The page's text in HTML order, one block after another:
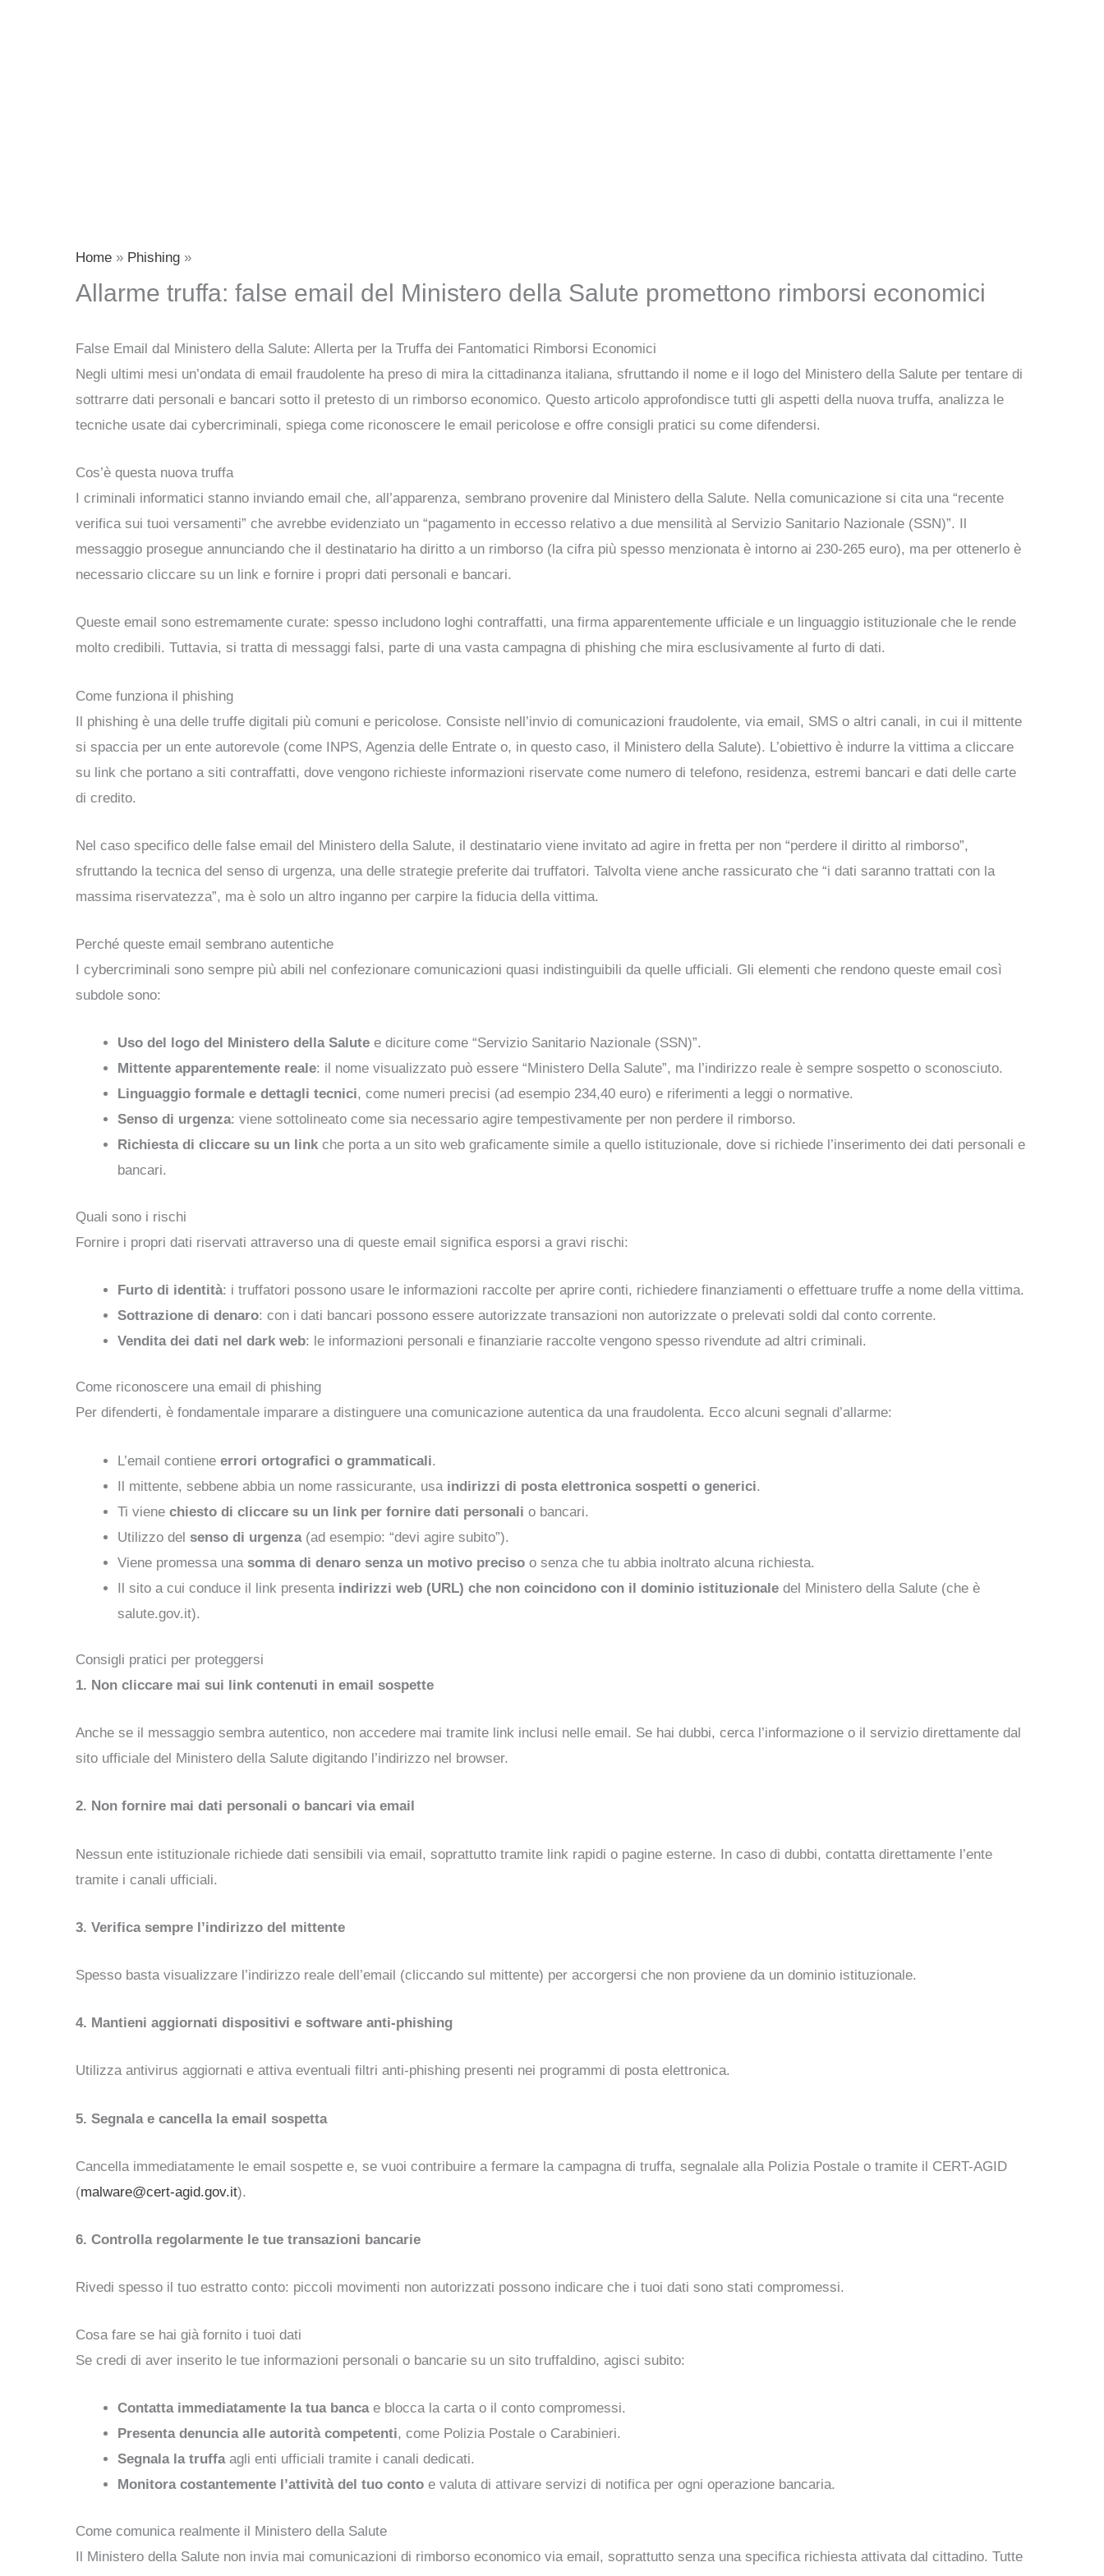
Home Phishing
Allarme truffa: false email del Ministero della Salute promettono rimborsi economici
False Email dal Ministero della Salute: Allerta per la Truffa dei Fantomatici Rimborsi Economici
Negli ultimi mesi un’ondata di email fraudolente ha preso di mira la cittadinanza italiana, sfruttando il nome e il logo del Ministero della Salute per tentare di
sottrarre dati personali e bancari sotto il pretesto di un rimborso economico. Questo articolo approfondisce tutti gli aspetti della nuova truffa, analizza le
tecniche usate dai cybercriminali, spiega come riconoscere le email pericolose e offre consigli pratici su come difendersi.
Cos’è questa nuova truffa
I criminali informatici stanno inviando email che, all’apparenza, sembrano provenire dal Ministero della Salute. Nella comunicazione si cita una “recente
verifica sui tuoi versamenti” che avrebbe evidenziato un “pagamento in eccesso relativo a due mensilità al Servizio Sanitario Nazionale (SSN)”. Il
messaggio prosegue annunciando che il destinatario ha diritto a un rimborso (la cifra più spesso menzionata è intorno ai 230-265 euro), ma per ottenerlo è
necessario cliccare su un link e fornire i propri dati personali e bancari.
Queste email sono estremamente curate: spesso includono loghi contraffatti, una firma apparentemente ufficiale e un linguaggio istituzionale che le rende
molto credibili. Tuttavia, si tratta di messaggi falsi, parte di una vasta campagna di phishing che mira esclusivamente al furto di dati.
Come funziona il phishing
Il phishing è una delle truffe digitali più comuni e pericolose. Consiste nell’invio di comunicazioni fraudolente, via email, SMS o altri canali, in cui il mittente
si spaccia per un ente autorevole (come INPS, Agenzia delle Entrate o, in questo caso, il Ministero della Salute). L’obiettivo è indurre la vittima a cliccare
su link che portano a siti contraffatti, dove vengono richieste informazioni riservate come numero di telefono, residenza, estremi bancari e dati delle carte
di credito.
Nel caso specifico delle false email del Ministero della Salute, il destinatario viene invitato ad agire in fretta per non “perdere il diritto al rimborso”,
sfruttando la tecnica del senso di urgenza, una delle strategie preferite dai truffatori. Talvolta viene anche rassicurato che “i dati saranno trattati con la
massima riservatezza”, ma è solo un altro inganno per carpire la fiducia della vittima.
Perché queste email sembrano autentiche
I cybercriminali sono sempre più abili nel confezionare comunicazioni quasi indistinguibili da quelle ufficiali. Gli elementi che rendono queste email così
subdole sono:
Uso del logo del Ministero della Salute e diciture come “Servizio Sanitario Nazionale (SSN)”.
Mittente apparentemente reale: il nome visualizzato può essere “Ministero Della Salute”, ma l’indirizzo reale è sempre sospetto o sconosciuto.
Linguaggio formale e dettagli tecnici, come numeri precisi (ad esempio 234,40 euro) e riferimenti a leggi o normative.
Senso di urgenza: viene sottolineato come sia necessario agire tempestivamente per non perdere il rimborso.
Richiesta di cliccare su un link che porta a un sito web graficamente simile a quello istituzionale, dove si richiede l’inserimento dei dati personali e
bancari.
Quali sono i rischi
Fornire i propri dati riservati attraverso una di queste email significa esporsi a gravi rischi:
Furto di identità: i truffatori possono usare le informazioni raccolte per aprire conti, richiedere finanziamenti o effettuare truffe a nome della vittima.
Sottrazione di denaro: con i dati bancari possono essere autorizzate transazioni non autorizzate o prelevati soldi dal conto corrente.
Vendita dei dati nel dark web: le informazioni personali e finanziarie raccolte vengono spesso rivendute ad altri criminali.
Come riconoscere una email di phishing
Per difenderti, è fondamentale imparare a distinguere una comunicazione autentica da una fraudolenta. Ecco alcuni segnali d’allarme:
L’email contiene errori ortografici o grammaticali.
Il mittente, sebbene abbia un nome rassicurante, usa indirizzi di posta elettronica sospetti o generici.
Ti viene chiesto di cliccare su un link per fornire dati personali o bancari.
Utilizzo del senso di urgenza(ad esempio: “devi agire subito”).
Viene promessa una somma di denaro senza un motivo preciso o senza che tu abbia inoltrato alcuna richiesta.
Il sito a cui conduce il link presenta indirizzi web (URL) che non coincidono con il dominio istituzionale del Ministero della Salute (che è
salute.gov.it).
Consigli pratici per proteggersi
1. Non cliccare mai sui link contenuti in email sospette
Anche se il messaggio sembra autentico, non accedere mai tramite link inclusi nelle email. Se hai dubbi, cerca l’informazione o il servizio direttamente dal
sito ufficiale del Ministero della Salute digitando l’indirizzo nel browser.
2. Non fornire mai dati personali o bancari via email
Nessun ente istituzionale richiede dati sensibili via email, soprattutto tramite link rapidi o pagine esterne. In caso di dubbi, contatta direttamente l’ente
tramite i canali ufficiali.
3. Verifica sempre l’indirizzo del mittente
Spesso basta visualizzare l’indirizzo reale dell’email (cliccando sul mittente) per accorgersi che non proviene da un dominio istituzionale.
4. Mantieni aggiornati dispositivi e software anti-phishing
Utilizza antivirus aggiornati e attiva eventuali filtri anti-phishing presenti nei programmi di posta elettronica.
5. Segnala e cancella la email sospetta
Cancella immediatamente le email sospette e, se vuoi contribuire a fermare la campagna di truffa, segnalale alla Polizia Postale o tramite il CERT-AGID
(malware@cert-agid.gov.it).
6. Controlla regolarmente le tue transazioni bancarie
Rivedi spesso il tuo estratto conto: piccoli movimenti non autorizzati possono indicare che i tuoi dati sono stati compromessi.
Cosa fare se hai già fornito i tuoi dati
Se credi di aver inserito le tue informazioni personali o bancarie su un sito truffaldino, agisci subito:
Contatta immediatamente la tua bancae blocca la carta o il conto compromessi.
Presenta denuncia alle autorità competenti, come Polizia Postale o Carabinieri.
Segnala la truffaagli enti ufficiali tramite i canali dedicati.
Monitora costantemente l’attività del tuo conto e valuta di attivare servizi di notifica per ogni operazione bancaria.
Come comunica realmente il Ministero della Salute
Il Ministero della Salute non invia mai comunicazioni di rimborso economico via email, soprattutto senza una specifica richiesta attivata dal cittadino. Tutte